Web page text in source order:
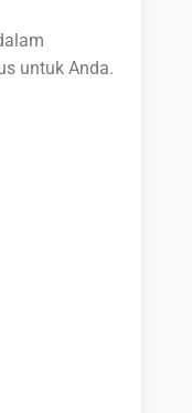
untuk Anda.